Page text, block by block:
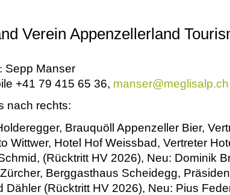
Verein Appenzellerland
Sepp Manser
+41 79 415 65 36, manser@meglisalp.ch
nach rechts:
Brauquöll Appenzeller Bier,
Wittwer, Hotel Hof Weissbad, Vertreter
(Rücktritt HV 2026), Neu: Dominik
Berggasthaus Scheidegg,
Dähler (Rücktritt HV 2026), Neu: Pius